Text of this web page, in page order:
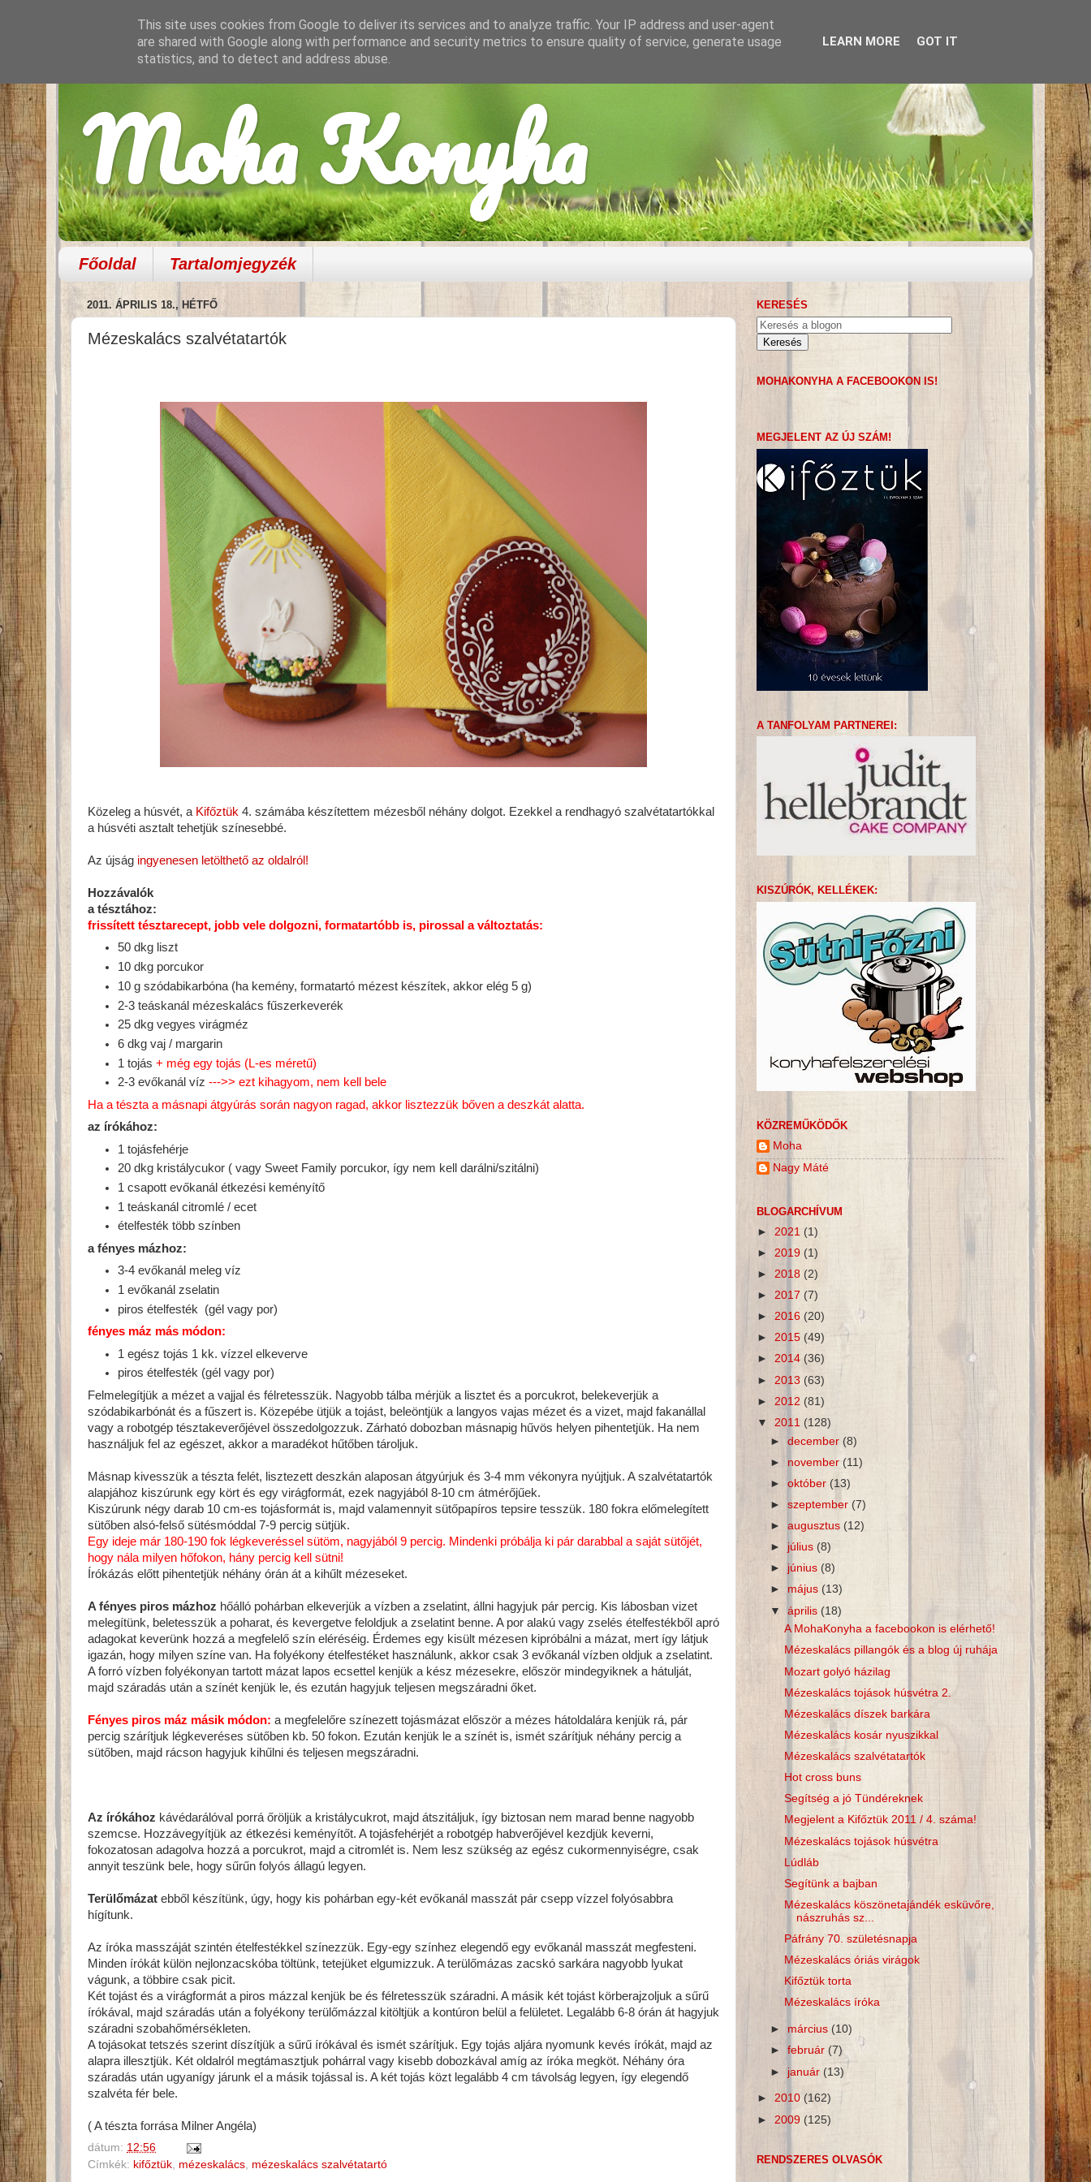
Moha Konyha
Főoldal Tartalomjegyzék
2011. ÁPRILIS 18., HÉTFŐ
Mézeskalács szalvétatartók
Közeleg a húsvét, a Kifőztük 4. számába készítettem mézesből néhány dolgot. Ezekkel a rendhagyó szalvétatartókkal
a húsvéti asztalt tehetjük színesebbé.
Az újság ingyenesen letölthető az oldalról!
Hozzávalók
a tésztához:
frissített tésztarecept, jobb vele dolgozni, formatartóbb is, pirossal a változtatás:
50 dkg liszt
10 dkg porcukor
10 g szódabikarbóna (ha kemény, formatartó mézest készítek, akkor elég 5 g)
2-3 teáskanál mézeskalács fűszerkeverék
25 dkg vegyes virágméz
6 dkg vaj / margarin
1 tojás+ még egy tojás (L-es méretű)
2-3 evőkanál víz--->> ezt kihagyom, nem kell bele
Ha a tészta a másnapi átgyúrás során nagyon ragad, akkor lisztezzük bőven a deszkát alatta.
az írókához:
1 tojásfehérje
20 dkg kristálycukor ( vagy Sweet Family porcukor, így nem kell darálni/szitálni)
1 csapott evőkanál étkezési keményítő
1 teáskanál citromlé / ecet
ételfesték több színben
a fényes mázhoz:
3-4 evőkanál meleg víz
1 evőkanál zselatin
piros ételfesték (gél vagy por)
fényes máz más módon:
1 egész tojás 1 kk. vízzel elkeverve
piros ételfesték (gél vagy por)
Felmelegítjük a mézet a vajjal és félretesszük. Nagyobb tálba mérjük a lisztet és a porcukrot, belekeverjük a
szódabikarbónát és a fűszert is. Közepébe ütjük a tojást, beleöntjük a langyos vajas mézet és a vizet, majd fakanállal
vagy a robotgép tésztakeverőjével összedolgozzuk. Zárható dobozban másnapig hűvös helyen pihentetjük. Ha nem
használjuk fel az egészet, akkor a maradékot hűtőben tároljuk.
Másnap kivesszük a tészta felét, lisztezett deszkán alaposan átgyúrjuk és 3-4 mm vékonyra nyújtjuk. A szalvétatartók
alapjához kiszúrunk egy kört és egy virágformát, ezek nagyjából 8-10 cm átmérőjűek.
Kiszúrunk négy darab 10 cm-es tojásformát is, majd valamennyit sütőpapíros tepsire tesszük. 180 fokra előmelegített
sütőben alsó-felső sütésmóddal 7-9 percig sütjük.
Egy ideje már 180-190 fok légkeveréssel sütöm, nagyjából 9 percig. Mindenki próbálja ki pár darabbal a saját sütőjét,
hogy nála milyen hőfokon, hány percig kell sütni!
Írókázás előtt pihentetjük néhány órán át a kihűlt mézeseket.
A fényes piros mázhoz hőálló pohárban elkeverjük a vízben a zselatint, állni hagyjuk pár percig. Kis lábosban vizet
melegítünk, beletesszük a poharat, és kevergetve feloldjuk a zselatint benne. A por alakú vagy zselés ételfestékből apró
adagokat keverünk hozzá a megfelelő szín eléréséig. Érdemes egy kisült mézesen kipróbálni a mázat, mert így látjuk
igazán, hogy milyen színe van. Ha folyékony ételfestéket használunk, akkor csak 3 evőkanál vízben oldjuk a zselatint.
A forró vízben folyékonyan tartott mázat lapos ecsettel kenjük a kész mézesekre, először mindegyiknek a hátulját,
majd száradás után a színét kenjük le, és ezután hagyjuk teljesen megszáradni őket.
Fényes piros máz másik módon: a megfelelőre színezett tojásmázat először a mézes hátoldalára kenjük rá, pár
percig szárítjuk légkeveréses sütőben kb. 50 fokon. Ezután kenjük le a színét is, ismét szárítjuk néhány percig a
sütőben, majd rácson hagyjuk kihűlni és teljesen megszáradni.
Az írókához kávédarálóval porrá őröljük a kristálycukrot, majd átszitáljuk, így biztosan nem marad benne nagyobb
szemcse. Hozzávegyítjük az étkezési keményítőt. A tojásfehérjét a robotgép habverőjével kezdjük keverni,
fokozatosan adagolva hozzá a porcukrot, majd a citromlét is. Nem lesz szükség az egész cukormennyiségre, csak
annyit teszünk bele, hogy sűrűn folyós állagú legyen.
Terülőmázat ebből készítünk, úgy, hogy kis pohárban egy-két evőkanál masszát pár csepp vízzel folyósabbra
hígítunk.
Az íróka masszáját szintén ételfestékkel színezzük. Egy-egy színhez elegendő egy evőkanál masszát megfesteni.
Minden írókát külön nejlonzacskóba töltünk, tetejüket elgumizzuk. A terülőmázas zacskó sarkára nagyobb lyukat
vágunk, a többire csak picit.
Két tojást és a virágformát a piros mázzal kenjük be és félretesszük száradni. A másik két tojást körberajzoljuk a sűrű
írókával, majd száradás után a folyékony terülőmázzal kitöltjük a kontúron belül a felületet. Legalább 6-8 órán át hagyjuk
száradni szobahőmérsékleten.
A tojásokat tetszés szerint díszítjük a sűrű írókával és ismét szárítjuk. Egy tojás aljára nyomunk kevés írókát, majd az
alapra illesztjük. Két oldalról megtámasztjuk pohárral vagy kisebb dobozkával amíg az íróka megköt. Néhány óra
száradás után ugyanígy járunk el a másik tojással is. A két tojás közt legalább 4 cm távolság legyen, így elegendő
szalvéta fér bele.
( A tészta forrása Milner Angéla)
dátum: 12:56
Címkék: kifőztük, mézeskalács, mézeskalács szalvétatartó
KERESÉS
MOHAKONYHA A FACEBOOKON IS!
MEGJELENT AZ ÚJ SZÁM!
A TANFOLYAM PARTNEREI:
KISZÚRÓK, KELLÉKEK:
KÖZREMŰKÖDŐK
Moha
Nagy Máté
BLOGARCHÍVUM
► 2021 (1)
► 2019 (1)
► 2018 (2)
► 2017 (7)
► 2016 (20)
► 2015 (49)
► 2014 (36)
► 2013 (63)
► 2012 (81)
▼ 2011 (128)
►december (8)
► november(11)
►október (13)
►szeptember (7)
►augusztus (12)
► július(8)
► június (8)
► május (13)
▼április (18)
A MohaKonyha a facebookon is elérhető!
Mézeskalács pillangók és a blog új ruhája
Mozart golyó házilag
Mézeskalács tojások húsvétra 2.
Mézeskalács díszek barkára
Mézeskalács kosár nyuszikkal
Mézeskalács szalvétatartók
Hot cross buns
Segítség a jó Tündéreknek
Megjelent a Kifőztük 2011 / 4. száma!
Mézeskalács tojások húsvétra
Lúdláb
Segítünk a bajban
Mézeskalács köszönetajándék esküvőre,
nászruhás sz...
Páfrány 70. születésnapja
Mézeskalács óriás virágok
Kifőztük torta
Mézeskalács íróka
► március(10)
►február (7)
► január (13)
► 2010 (162)
► 2009 (125)
RENDSZERES OLVASÓK
This site uses cookies from Google to deliver its services and to analyze traffic. Your IP address and user-agent
are shared with Google along with performance and security metrics to ensure quality of service, generate usage
statistics, and to detect and address abuse.
LEARN MORE GOT IT